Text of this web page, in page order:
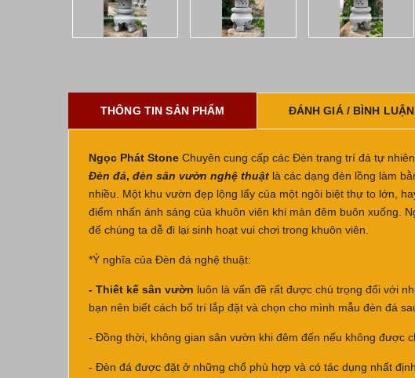
THÔNG TIN SẢN PHẨM ĐÁNH GIÁ / BÌNH LUẬN
Ngọc Phát Stone Chuyên cung cấp các Đèn trang trí đá tự
Đèn đá, đèn sân vườn nghệ thuật là các dạng đèn lồng làm
nhiều. Một khu vườn đẹp lộng lẩy của một ngôi biệt thự to lớn,
điểm nhấn ánh sáng của khuôn viên khi màn đêm buôn xuống.
để chúng ta dễ đi lại sinh hoạt vui chơi trong khuôn viên.
*Ý nghĩa của Đèn đá nghệ thuật:
- Thiết kế sân vườn luôn là vấn đề rất được chú trọng đối với
bạn nên biết cách bố trí lắp đặt và chọn cho mình mẫu đèn đá
- Đồng thời, không gian sân vườn khi đêm đến nếu không được
- Đèn đá được đặt ở những chổ phù hợp và có tác dụng nhất